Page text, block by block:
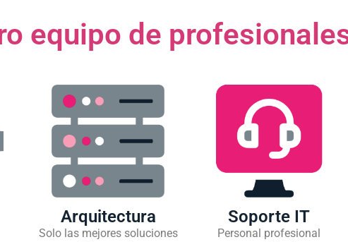
equipo de
Arquitectura
Solo las mejores soluciones
Soporte IT
Personal profesional